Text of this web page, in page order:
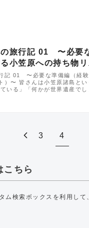
旅行記 01 〜必要
小笠原への持ち物
記 01 〜必要な準備編（経
）〜 皆さんは小笠原諸島とい
いる」「何かが世界遺産で
3 4
こちら
検索ボックスを利用して